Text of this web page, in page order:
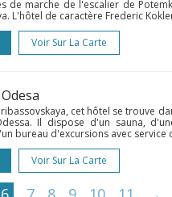
de marche de l'escalier de
L'hôtel de caractère Frederic
Voir Sur La Carte
Odesa
cet hôtel se trouve
Il dispose d'un sauna,
bureau d'excursions avec service
Voir Sur La Carte